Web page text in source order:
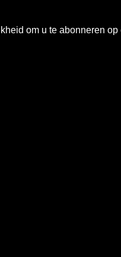
om u te abonneren